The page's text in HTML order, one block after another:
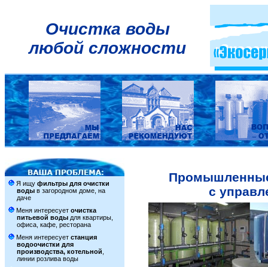
Очистка воды
любой сложности
Я ищу фильтры для очистки
воды в загородном доме, на
даче
Меня интересует очистка
питьевой воды для квартиры,
офиса, кафе, ресторана
Меня интересует станция
водоочистки для
производства, котельной
линии розлива воды
с